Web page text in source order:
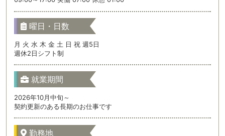
曜日・日数
月 火 水 木 金 土 日 祝 週5日
週休2日シフト制
就業期間
2026年10月中旬～
契約更新のある長期のお仕事です
勤務地